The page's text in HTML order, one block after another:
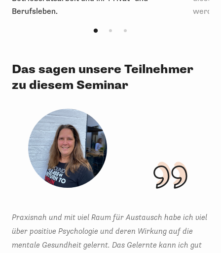
Berufsleben.
Das sagen unsere Teilnehmer
zu diesem Seminar
Praxisnah und mit viel Raum für Austausch habe ich viel
über positive Psychologie und deren Wirkung auf die
mentale Gesundheit gelernt. Das Gelernte kann ich gut